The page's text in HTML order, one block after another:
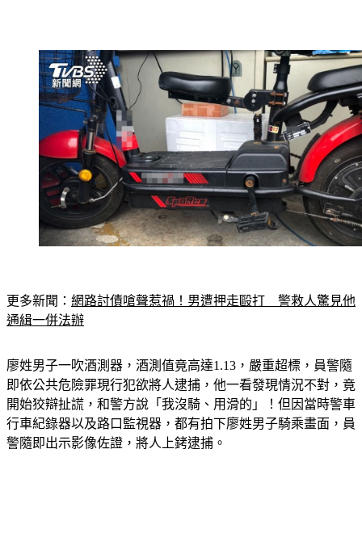
更多新聞： 網路討債嗆聲惹禍！男遭押走毆打　警救人驚見他
通緝一併法辦
廖姓男子一吹酒測器，酒測值竟高達1.13，嚴重超標，員警隨
即依公共危險罪現行犯欲將人逮捕，他一看發現情況不對，竟
開始狡辯扯謊，和警方說「我沒騎、用滑的」！但因當時警車
行車紀錄器以及路口監視器，都有拍下廖姓男子騎乘畫面，員
警隨即出示影像佐證，將人上銬逮捕。